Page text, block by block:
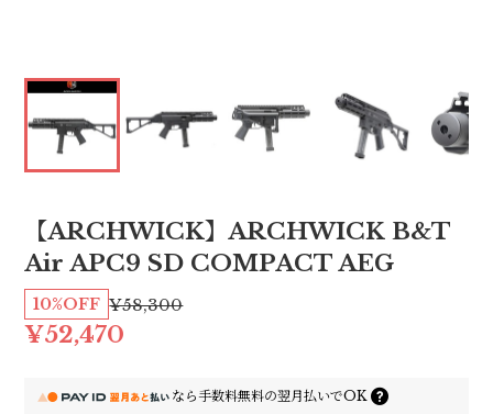
【ARCHWICK】ARCHWICK B&T
Air APC9 SD COMPACT AEG
¥58,300
10%OFF
¥52,470
なら手数料無料の翌月払いでOK